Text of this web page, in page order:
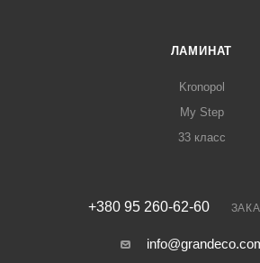
ЛАМИНАТ
Kronopol
My Step
33 класс
+380 95 260-62-60